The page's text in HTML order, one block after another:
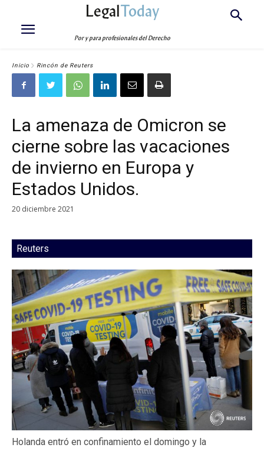
LegalToday
Por y para profesionales del Derecho
Inicio Rincón de Reuters
La amenaza de Omicron se
cierne sobre las vacaciones
de invierno en Europa y
Estados Unidos.
20 diciembre 2021
Reuters
Holanda entró en confinamiento el domingo y la